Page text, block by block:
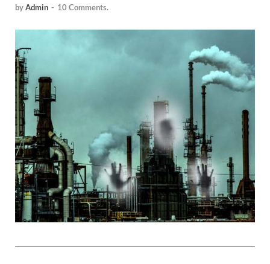
byAdmin - 10 Comments.